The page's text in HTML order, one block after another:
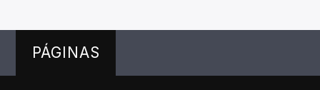
PÁGINAS